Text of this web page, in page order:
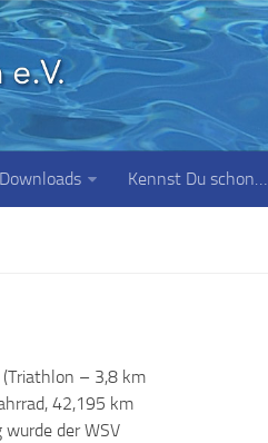
Kennst Du schon…
– 3,8 km
42,195 km
der WSV